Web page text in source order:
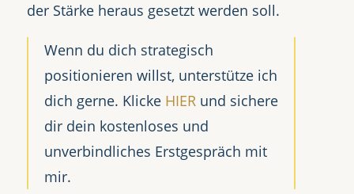
der Stärke heraus gesetzt werden soll.
Wenn du dich strategisch
positionieren willst, unterstütze ich
dich gerne. Klicke HIERund sichere
dir dein kostenloses und
unverbindliches Erstgespräch mit
mir.